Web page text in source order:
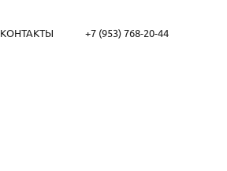
КОНТАКТЫ +7 (953) 768-20-44